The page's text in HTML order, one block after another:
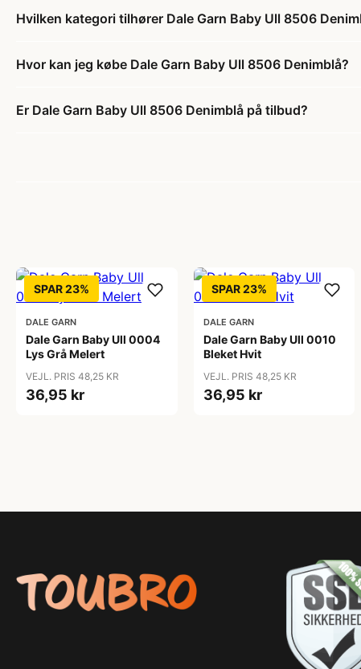
Hvilken kategori tilhører Dale Garn Baby Ull 8506
Hvor kan jeg købe Dale Garn Baby Ull 8506 Denimblå?
Er Dale Garn Baby Ull 8506 Denimblå på tilbud?
SPAR 23%
DALE GARN
Dale Garn Baby Ull 0004
Lys Grå Melert
VEJL. PRIS 48,25 KR
36,95 kr
SPAR 23%
DALE GARN
Dale Garn Baby Ull 0010
Bleket Hvit
VEJL. PRIS 48,25 KR
36,95 kr